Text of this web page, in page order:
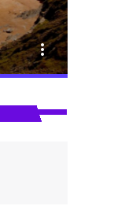
more_vert